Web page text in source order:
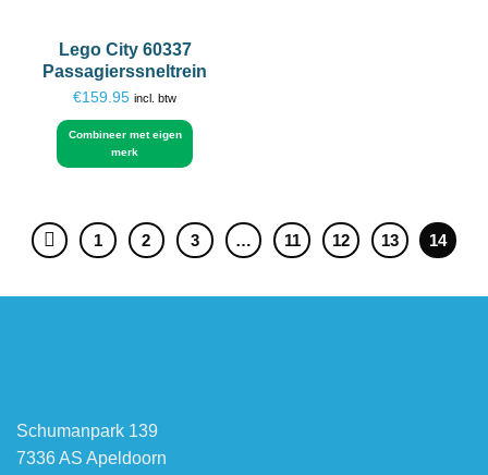
Lego City 60337
Passagierssneltrein
€159.95 incl. btw
Combineer met eigen
merk
1 2 3 … 11 12 13 14
Schumanpark 139
7336 AS Apeldoorn